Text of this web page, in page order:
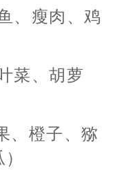
、瘦肉、鸡
菜、胡萝
、橙子、猕